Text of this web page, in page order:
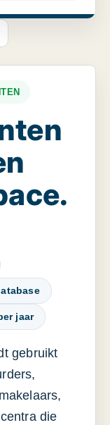
jaar
gebruikt
die